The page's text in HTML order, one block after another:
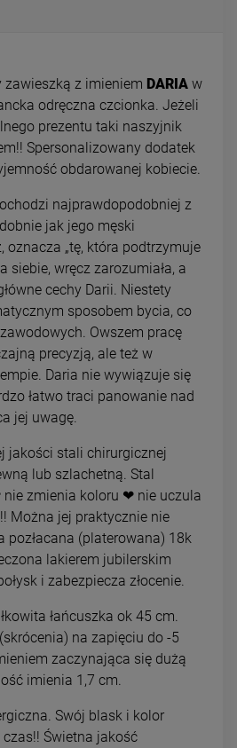
z imieniem DARIA w
odręczna czcionka. Jeżeli
prezentu taki naszyjnik
Spersonalizowany dodatek
obdarowanej kobiecie.
najprawdopodobniej z
jak jego męski
oznacza „tę, która podtrzymuje
siebie, wręcz zarozumiała, a
cechy Darii. Niestety
sposobem bycia, co
Owszem pracę
precyzją, ale też w
Daria nie wywiązuje się
łatwo traci panowanie nad
jej uwagę.
jakości stali chirurgicznej
lub szlachetną. Stal
zmienia koloru ❤ nie uczula
Można jej praktycznie nie
pozłacana (platerowana) 18k
lakierem jubilerskim
i zabezpiecza złocenie.
łańcuszka ok 45 cm.
na zapięciu do -5
zaczynająca się dużą
imienia 1,7 cm.
Swój blask i kolor
Świetna jakość